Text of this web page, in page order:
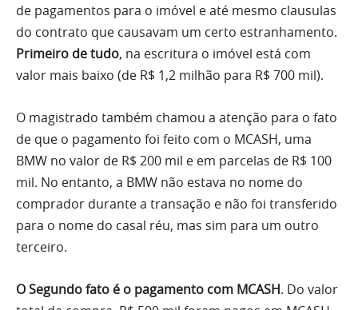
de pagamentos para o imóvel e até mesmo clausulas
do contrato que causavam um certo estranhamento.
Primeiro de tudo, na escritura o imóvel está com
valor mais baixo (de R$ 1,2 milhão para R$ 700 mil).
O magistrado também chamou a atenção para o fato
de que o pagamento foi feito com o MCASH, uma
BMW no valor de R$ 200 mil e em parcelas de R$ 100
mil. No entanto, a BMW não estava no nome do
comprador durante a transação e não foi transferido
para o nome do casal réu, mas sim para um outro
terceiro.
O Segundo fato é o pagamento com MCASH. Do valor